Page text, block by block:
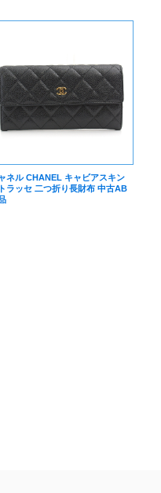
ネル CHANEL キャビアスキン
ラッセ 二つ折り長財布 中古AB